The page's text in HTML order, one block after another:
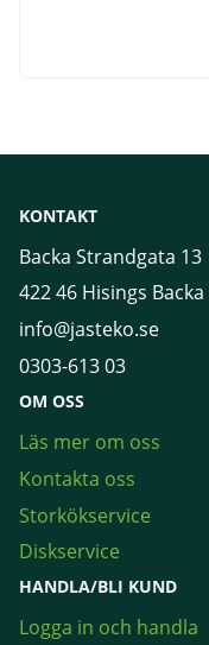
KONTAKT
Backa Strandgata 13
422 46 Hisings Backa
info@jasteko.se
0303-613 03
OM OSS
Läs mer om oss
Kontakta oss
Storkökservice
Diskservice
HANDLA/BLI KUND
Logga in och handla